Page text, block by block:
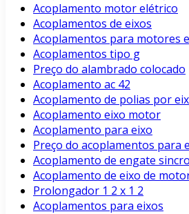
Acoplamento motor elétrico
Acoplamentos de eixos
Acoplamentos para motores
Acoplamentos tipo g
Preço do alambrado colocado
Acoplamento ac 42
Acoplamento de polias por
Acoplamento eixo motor
Acoplamento para eixo
Preço do acoplamentos para
Acoplamento de engate
Acoplamento de eixo de
Prolongador 1 2 x 1 2
Acoplamentos para eixos